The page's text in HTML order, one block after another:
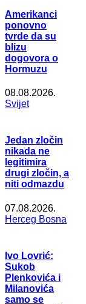
Amerikanci
ponovno
tvrde da su
blizu
dogovora o
Hormuzu
08.08.2026.
Svijet
Jedan zločin
nikada ne
legitimira
drugi zločin, a
niti odmazdu
07.08.2026.
Herceg Bosna
Ivo Lovrić:
Sukob
Plenkovića i
Milanovića
samo se